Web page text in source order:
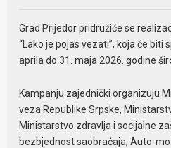
Grad Prijedor pridružiće se
“Lako je pojas vezati”, koja će biti
aprila do 31. maja 2026. godine
Kampanju zajednički organizuju
veza Republike Srpske,
Ministarstvo zdravlja i socijalne
bezbjednost saobraćaja, Auto-